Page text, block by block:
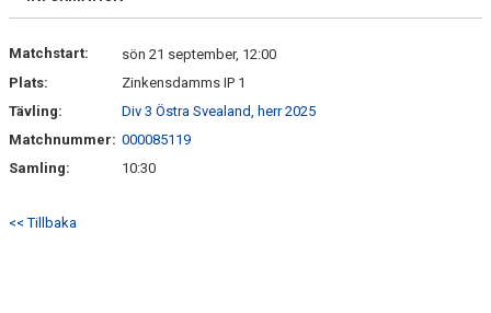
Matchstart:
sön 21 september, 12:00
Plats:
Zinkensdamms IP 1
Tävling:
Div 3 Östra Svealand, herr 2025
Matchnummer: 000085119
Samling:
10:30
<< Tillbaka